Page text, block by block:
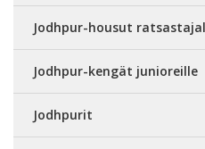
Jodhpur-housut
Jodhpur-kengät junioreille
Jodhpurit